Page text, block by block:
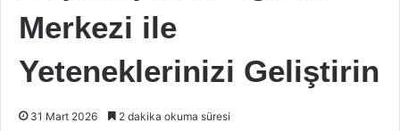
Merkezi ile
Yeteneklerinizi Geliştirin
31 Mart 2026 2 dakika okuma süresi